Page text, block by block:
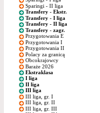
Sparingi - II liga
Transfery - Ekstr.
Transfery - I liga
Transfery - II liga
Transfery - zagr.
Przygotowania E
Przygotowania I
Przygotowania II
Polacy za granicą
Obcokrajowcy
Baraże 2026
Ekstraklasa
I liga
II liga
III liga
III liga, gr. I
III liga, gr. II
III liga, gr. III